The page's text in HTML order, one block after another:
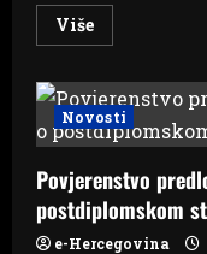
VišeRead
more
Europi
samo
BiH
i
nisu
uvele
sankcije
Rusiji
Novosti
Povjerenstvo
postdiplomskom
e-Hercegovina